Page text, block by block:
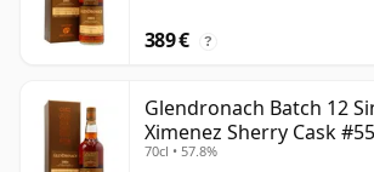
389 € ?
Glendronach Batch 12
Ximenez Sherry Cask
años
70cl • 57.8%